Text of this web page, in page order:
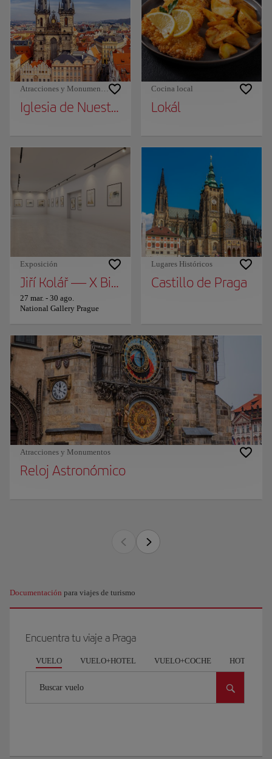
Atracciones y Monumentos
Iglesia de Nuestra Señora de Týn
Cocina local
Lokál
Exposición
Jiří Kolář — X Bienal de São Paulo
27 mar. - 30 ago.
National Gallery Prague
Lugares Históricos
Castillo de Praga
Atracciones y Monumentos
Reloj Astronómico
Documentación para viajes de turismo
Encuentra tu viaje a Praga
VUELO VUELO+HOTEL VUELO+COCHE HOTEL
Buscar vuelo